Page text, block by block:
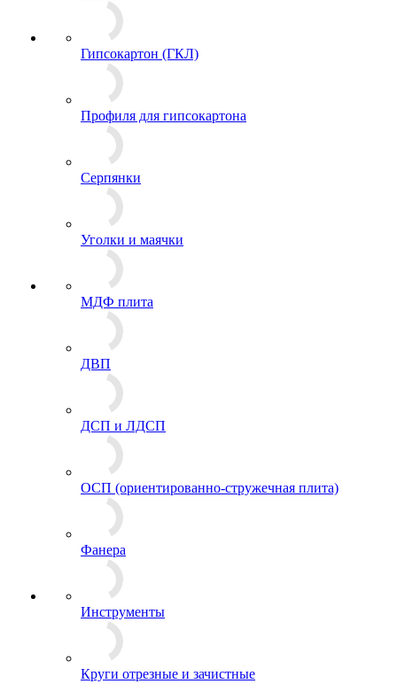
Гипсокартон (ГКЛ)
Профиля для гипсокартона
Серпянки
Уголки и маячки
МДФ плита
ДВП
ДСП и ЛДСП
ОСП (ориентированно-стружечная плита)
Фанера
Инструменты
Круги отрезные и зачистные